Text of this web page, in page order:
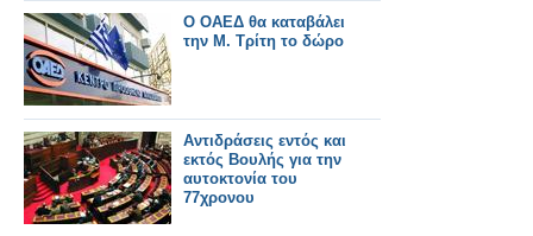
Ο ΟΑΕΔ θα καταβάλει
την Μ. Τρίτη το δώρο
Αντιδράσεις εντός και
εκτός Βουλής για την
αυτοκτονία του
77χρονου